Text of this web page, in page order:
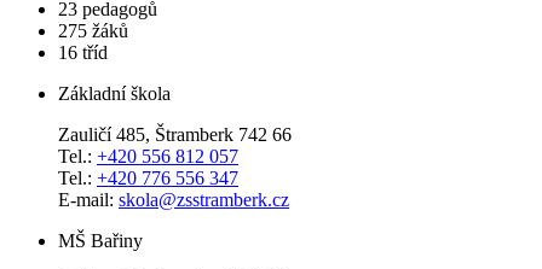
23 pedagogů
275 žáků
16 tříd
Základní škola
Zauličí 485, Štramberk 742 66
Tel.: +420 556 812 057
Tel.: +420 776 556 347
E-mail: skola@zsstramberk.cz
MŠ Bařiny